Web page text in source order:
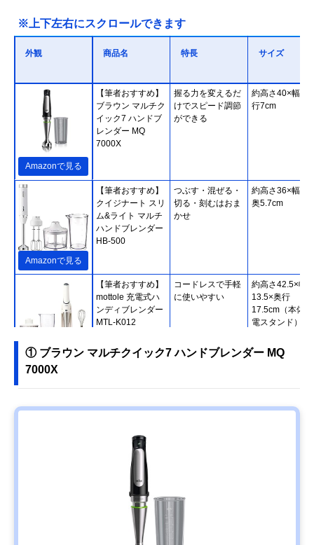
※上下左右にスクロールできます
外観 商品名 特長 サイズ
Amazonで見る
【筆者おすすめ】
ブラウン マルチク
イック7 ハンドブ
レンダー MQ
7000X
握る力を変えるだ
けでスピード調節
ができる
約高さ40×幅7×
行7cm
Amazonで見る
【筆者おすすめ】
クイジナート スリ
ム&ライト マルチ
ハンドブレンダー
HB-500
つぶす・混ぜる・
切る・刻むはおま
かせ
約高さ36×幅
奥5.7cm
Amazonで見る
【筆者おすすめ】
mottole 充電式ハ
ンディブレンダー
MTL-K012
コードレスで手軽
に使いやすい
約高さ42.5×幅
13.5×奥行
17.5cm（本体
電スタンド）
ドレス充電式ハン
① ブラウン マルチクイック7 ハンドブレンダー MQ
7000X